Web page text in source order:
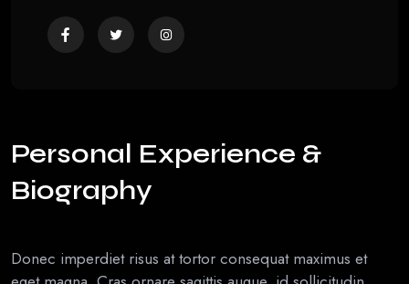
Personal Experience &
Biography
Donec imperdiet risus at tortor consequat maximus et